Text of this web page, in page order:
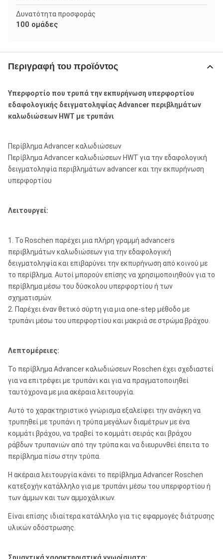
Δυνατότητα προσφοράς
100 ομάδες
Περιγραφή του προϊόντος
Υπερφορτίο που τρυπά την εκπυρήνωση υπερφορτίου
εδαφολογικής δειγματοληψίας Advancer περιβλημάτων
καλωδιώσεων HWT με τρυπάνι
Περίβλημα Advancer καλωδιώσεων
Περίβλημα Advancer καλωδιώσεων HWT για την εδαφολογική
δειγματοληψία περιβλημάτων advancer και την εκπυρήνωση
υπερφορτίου
Λειτουργεί:
1. Το Roschen παρέχει μια πλήρη γραμμή advancers
περιβλημάτων καλωδιώσεων για την εδαφολογική
δειγματοληψία και επιβαρύνει την εκπυρήνωση από κοινού με
το περίβλημα. Αυτοί μπορούν επίσης να χρησιμοποιηθούν για το
περίβλημα μέσω του δύσκολου υπερφορτίου ή των
σχηματισμών.
2. Παρέχει έναν θετικό σύρτη για μια one-step μέθοδο με
τρυπάνι μέσω του υπερφορτίου και μακριά σε στρώμα βράχου.
Λεπτομέρειες:
Το περίβλημα Advancer καλωδιώσεων Roschen έχει σχεδιαστεί
για να επιτρέψει με τρυπάνι και για να πραγματοποιηθεί
ταυτόχρονα με μια ακέραια λειτουργία.
Αυτό το χαρακτηριστικό γνώρισμα εξαλείφει την ανάγκη να
τρυπηθεί με τρυπάνι η τρύπα μεγάλων διαμέτρων με ένα
κομμάτι βράχου, να τραβεί το κομμάτι σειράς και βράχου
ράβδων τρυπανιών από την τρύπα και να διευρυνθεί έπειτα το
περίβλημα πίσω στην τρύπα.
Η ακέραια λειτουργία κάνει το περίβλημα Advancer Roschen
κατεξοχήν κατάλληλο για με τρυπάνι μέσω του υπερφορτίου ή
των άμμων και των αμμοχάλικων.
Είναι επίσης ιδιαίτερα κατάλληλο για τις εφαρμογές διάτρυσης
υλικών οδόστρωσης.